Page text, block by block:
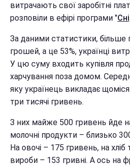
витрачають свої заробітні
розповіли в ефірі програми "
За даними статистики, більше
грошей, а це 53%, українці
У цю суму входить купівля
харчування поза домом.
яку українець викладає
три тисячі гривень.
З них майже 500 гривень йде
молочні продукти – близько
На овочі – 175 гривень, на хліб
вироби – 153 гривні. А ось на